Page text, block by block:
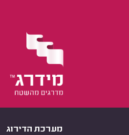
מערכת הדירוג